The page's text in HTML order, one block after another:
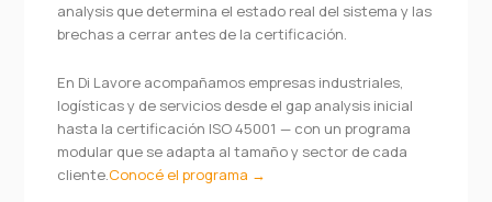
analysis que determina el estado real del sistema y las
brechas a cerrar antes de la certificación.
En Di Lavore acompañamos empresas industriales,
logísticas y de servicios desde el gap analysis inicial
hasta la certificación ISO 45001 — con un programa
modular que se adapta al tamaño y sector de cada
cliente.Conocé el programa →